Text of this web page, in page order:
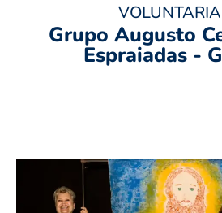
Grupo Augusto
Espraiadas -